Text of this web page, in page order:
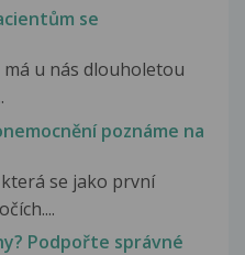
se
u nás dlouholetou
poznáme na
se jako první
Podpořte správné